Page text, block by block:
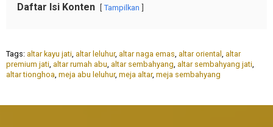
Daftar Isi Konten Tampilkan
Tags: altar kayu jati altar leluhur, altar naga emas altar oriental altar
premium jati altar rumah abu altar sembahyang altar sembahyang jati
altar tionghoa meja abu leluhur, meja altar, meja sembahyang